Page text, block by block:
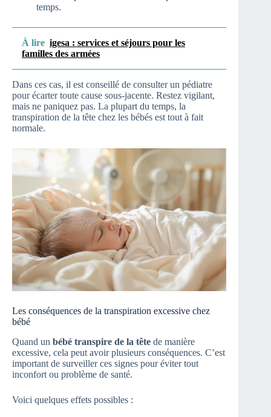
temps.
À lire igesa : services et séjours pour les
familles des armées
Dans ces cas, il est conseillé de consulter un pédiatre
pour écarter toute cause sous-jacente. Restez vigilant,
mais ne paniquez pas. La plupart du temps, la
transpiration de la tête chez les bébés est tout à fait
normale.
Les conséquences de la transpiration excessive chez
bébé
Quand un bébé transpire de la tête de manière
excessive, cela peut avoir plusieurs conséquences. C’est
important de surveiller ces signes pour éviter tout
inconfort ou problème de santé.
Voici quelques effets possibles :